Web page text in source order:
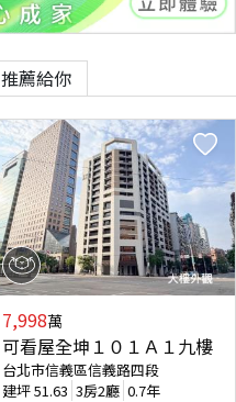
推薦給你
7,998萬
可看屋全坤１０１Ａ１九樓
台北市信義區信義路四段
建坪51.63 3房2廳 0.7年